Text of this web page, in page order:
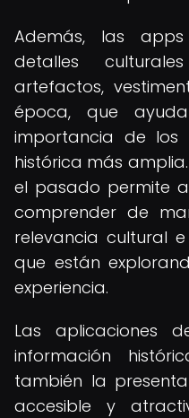
Además, las
detalles
artefactos,
época, que
importancia de los
histórica más
el pasado permite
comprender de
relevancia cultural
que están
experiencia.
Las aplicaciones
información
también la
accesible y